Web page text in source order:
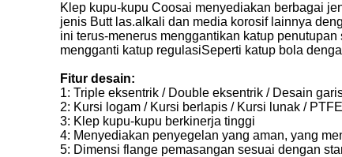
Klep kupu-kupu Coosai menyediakan berbagai
jenis Butt las.alkali dan media korosif lainnya
ini terus-menerus menggantikan katup
mengganti katup regulasiSeperti katup bola
Fitur desain:
1: Triple eksentrik / Double eksentrik / Desain
2: Kursi logam / Kursi berlapis / Kursi lunak /
3: Klep kupu-kupu berkinerja tinggi
4: Menyediakan penyegelan yang aman, yang
5: Dimensi flange pemasangan sesuai dengan